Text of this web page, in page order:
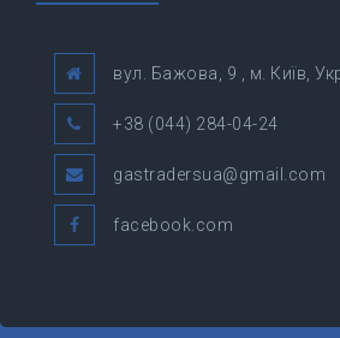
вул. Бажова, 9 , м. Київ,
+38 (044) 284-04-24
gastradersua@gmail.com
facebook.com